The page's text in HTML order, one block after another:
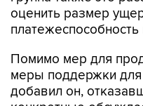
оценить размер
Помимо мер для
меры поддержки для
добавил он,